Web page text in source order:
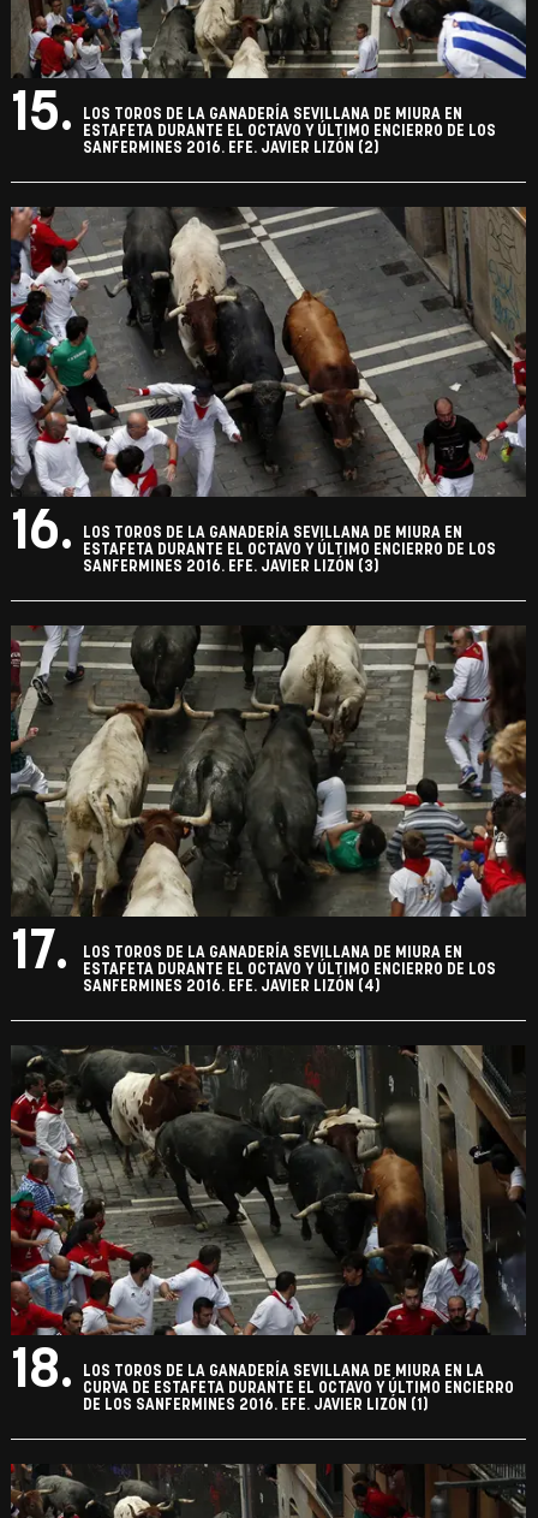
15.
LOS TOROS DE LA GANADERÍA SEVILLANA DE MIURA EN
ESTAFETA DURANTE EL OCTAVO Y ÚLTIMO ENCIERRO DE LOS
SANFERMINES 2016. EFE. JAVIER LIZÓN (2)
16.
LOS TOROS DE LA GANADERÍA SEVILLANA DE MIURA EN
ESTAFETA DURANTE EL OCTAVO Y ÚLTIMO ENCIERRO DE LOS
SANFERMINES 2016. EFE. JAVIER LIZÓN (3)
17.
LOS TOROS DE LA GANADERÍA SEVILLANA DE MIURA EN
ESTAFETA DURANTE EL OCTAVO Y ÚLTIMO ENCIERRO DE LOS
SANFERMINES 2016. EFE. JAVIER LIZÓN (4)
18.
LOS TOROS DE LA GANADERÍA SEVILLANA DE MIURA EN LA
CURVA DE ESTAFETA DURANTE EL OCTAVO Y ÚLTIMO ENCIERRO
DE LOS SANFERMINES 2016. EFE. JAVIER LIZÓN (1)